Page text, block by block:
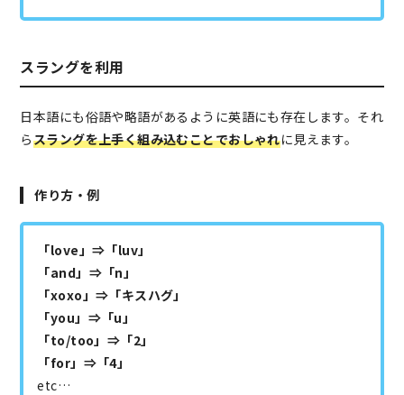
スラングを利用
日本語にも俗語や略語があるように英語にも存在します。それ
らスラングを上手く組み込むことでおしゃれに見えます。
作り方・例
「love」⇒「luv」
「and」⇒「n」
「xoxo」⇒「キスハグ」
「you」⇒「u」
「to/too」⇒「2」
「for」⇒「4」
etc…